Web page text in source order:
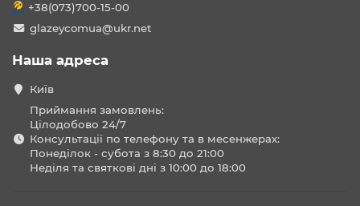
+38(073)700-15-00
glazeycomua@ukr.net
Наша адреса
Київ
Приймання замовлень:
Цілодобово 24/7
Консультації по телефону та в месенжерах:
Понеділок - субота з 8:30 до 21:00
Неділя та святкові дні з 10:00 до 18:00